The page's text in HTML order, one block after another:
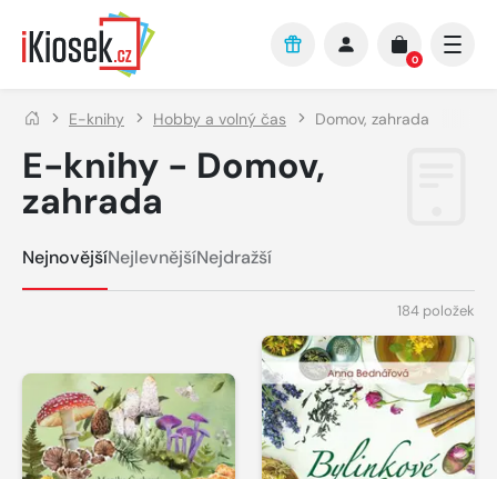
Přejít na hlavní obsah
0
E-knihy Hobby a volný čas Domov, zahrada
E-knihy - Domov,
zahrada
NejnovějšíNejlevnějšíNejdražší
184 položek